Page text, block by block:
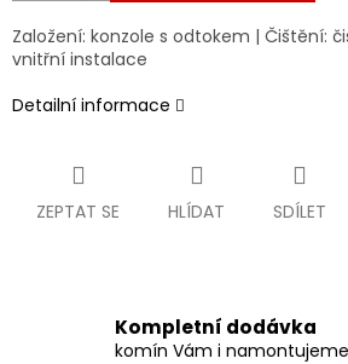
Založení: konzole s odtokem | Čištění:
vnitřní instalace
Detailní informace
ZEPTAT SE HLÍDAT SDÍLET
Kompletní dodávka
komín Vám i namontujeme